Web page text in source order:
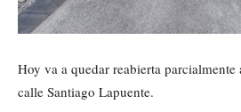
Hoy va a quedar reabierta
calle Santiago Lapuente.